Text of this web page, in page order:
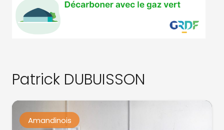
Patrick DUBUISSON
Amandinois